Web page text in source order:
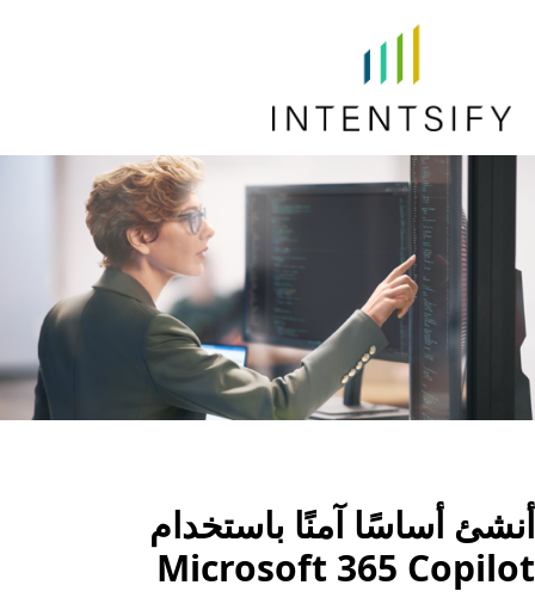
أنشئ أساسًا آمنًا باستخدام
Microsoft 365 Copilot